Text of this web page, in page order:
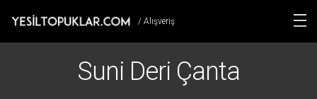
/ Alışveriş
Suni Deri Çanta